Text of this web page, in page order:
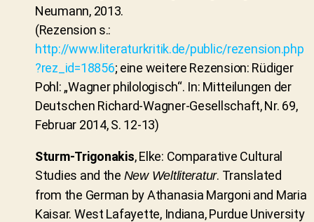
Neumann, 2013.
(Rezension s.:
http://www.literaturkritik.de/public/rezension.php
?rez_id=18856; eine weitere Rezension: Rüdiger
Pohl: „Wagner philologisch“. In: Mitteilungen der
Deutschen Richard-Wagner-Gesellschaft, Nr. 69,
Februar 2014, S. 12-13)
Sturm-Trigonakis, Elke: Comparative Cultural
Studies and the New Weltliteratur. Translated
from the German by Athanasia Margoni and Maria
Kaisar. West Lafayette, Indiana, Purdue University